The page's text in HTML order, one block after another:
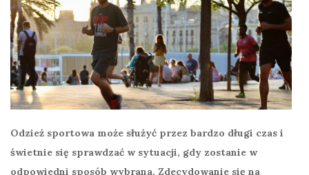
Odzież sportowa może służyć przez bardzo długi czas i
świetnie się sprawdzać w sytuacji, gdy zostanie w
odpowiedni sposób wybrana. Zdecydowanie się na